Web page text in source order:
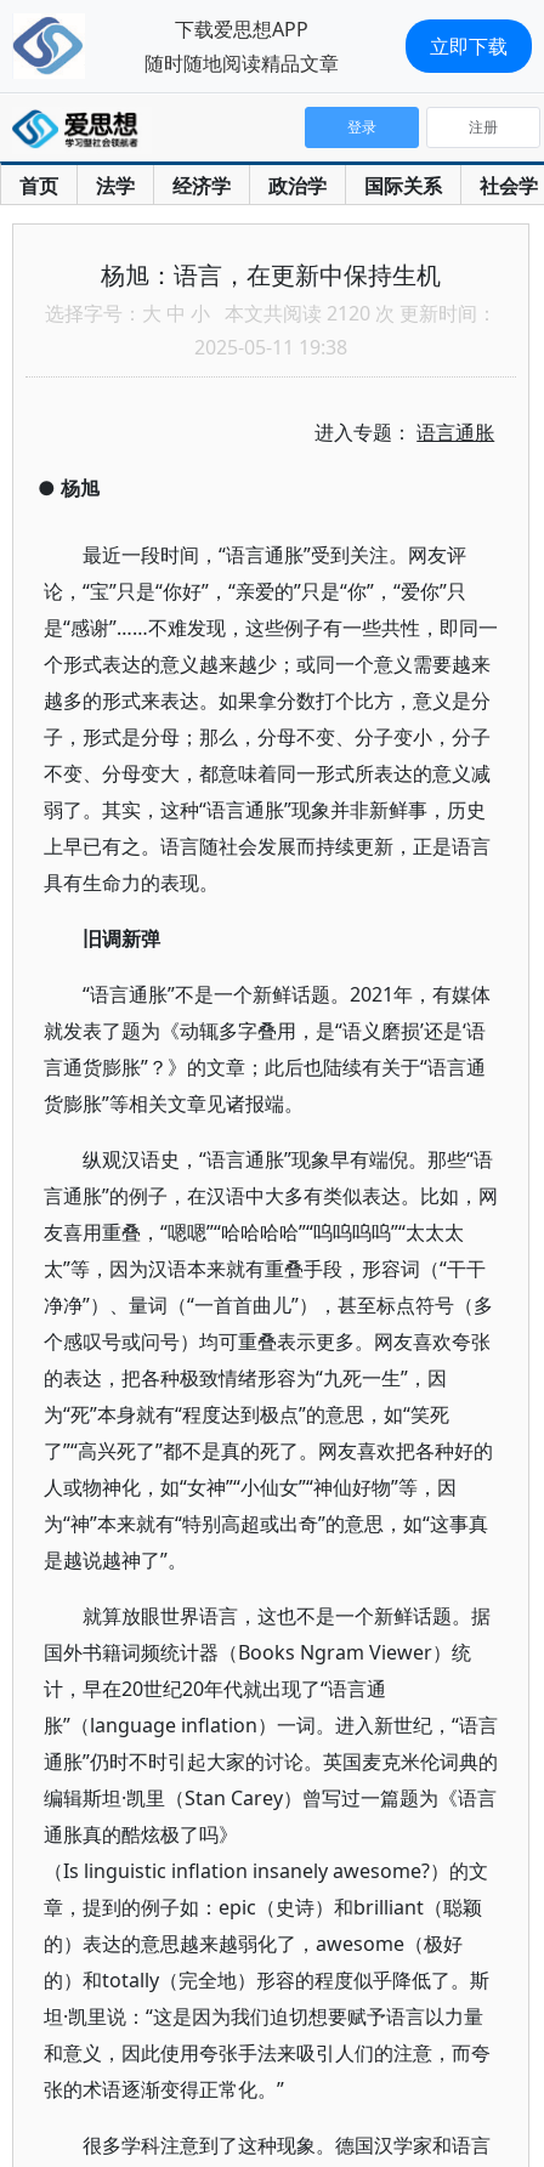
首页 法学 经济学 政治学 国际关系 社会学
登录 注册
杨旭：语言，在更新中保持生机
选择字号： 大 中 小 本文共阅读 2120 次 更新时间：
2025-05-11 19:38
进入专题：语言通胀
● 杨旭
最近一段时间，“语言通胀”受到关注。网友评
论，“宝”只是“你好”，“亲爱的”只是“你”，“爱你”只
是“感谢”……不难发现，这些例子有一些共性，即同一
个形式表达的意义越来越少；或同一个意义需要越来
越多的形式来表达。如果拿分数打个比方，意义是分
子，形式是分母；那么，分母不变、分子变小，分子
不变、分母变大，都意味着同一形式所表达的意义减
弱了。其实，这种“语言通胀”现象并非新鲜事，历史
上早已有之。语言随社会发展而持续更新，正是语言
具有生命力的表现。
旧调新弹
“语言通胀”不是一个新鲜话题。2021年，有媒体
就发表了题为《动辄多字叠用，是“语义磨损’还是‘语
言通货膨胀”？》的文章；此后也陆续有关于“语言通
货膨胀”等相关文章见诸报端。
纵观汉语史，“语言通胀”现象早有端倪。那些“语
言通胀”的例子，在汉语中大多有类似表达。比如，网
友喜用重叠，“嗯嗯”“哈哈哈哈”“呜呜呜呜”“太太太
太”等，因为汉语本来就有重叠手段，形容词（“干干
净净”）、量词（“一首首曲儿”），甚至标点符号（多
个感叹号或问号）均可重叠表示更多。网友喜欢夸张
的表达，把各种极致情绪形容为“九死一生”，因
为“死”本身就有“程度达到极点”的意思，如“笑死
了”“高兴死了”都不是真的死了。网友喜欢把各种好的
人或物神化，如“女神”“小仙女”“神仙好物”等，因
为“神”本来就有“特别高超或出奇”的意思，如“这事真
是越说越神了”。
就算放眼世界语言，这也不是一个新鲜话题。据
国外书籍词频统计器（Books Ngram Viewer）统
计，早在20世纪20年代就出现了“语言通
胀”（language inflation）一词。进入新世纪，“语言
通胀”仍时不时引起大家的讨论。英国麦克米伦词典的
编辑斯坦·凯里（Stan Carey）曾写过一篇题为《语言
通胀真的酷炫极了吗》
（Is linguistic inflation insanely awesome?）的文
章，提到的例子如：epic（史诗）和brilliant（聪颖
的）表达的意思越来越弱化了，awesome（极好
的）和totally（完全地）形容的程度似乎降低了。斯
坦·凯里说：“这是因为我们迫切想要赋予语言以力量
和意义，因此使用夸张手法来吸引人们的注意，而夸
张的术语逐渐变得正常化。”
很多学科注意到了这种现象。德国汉学家和语言
下载爱思想APP
随时随地阅读精品文章
立即下载